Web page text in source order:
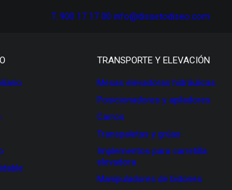
T. 900 17 17 00 info@dissetodiseo.com
TRANSPORTE Y ELEVACIÓN
Mesas elevadoras hidráulicas
Posicionadores y apiladores
Carros
Transpaletas y grúas
Implementos para carretilla
elevadora
Manipuladores de bidones